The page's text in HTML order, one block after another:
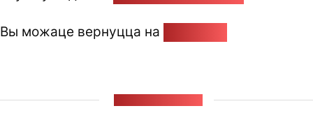
Вы можаце вернуцца на